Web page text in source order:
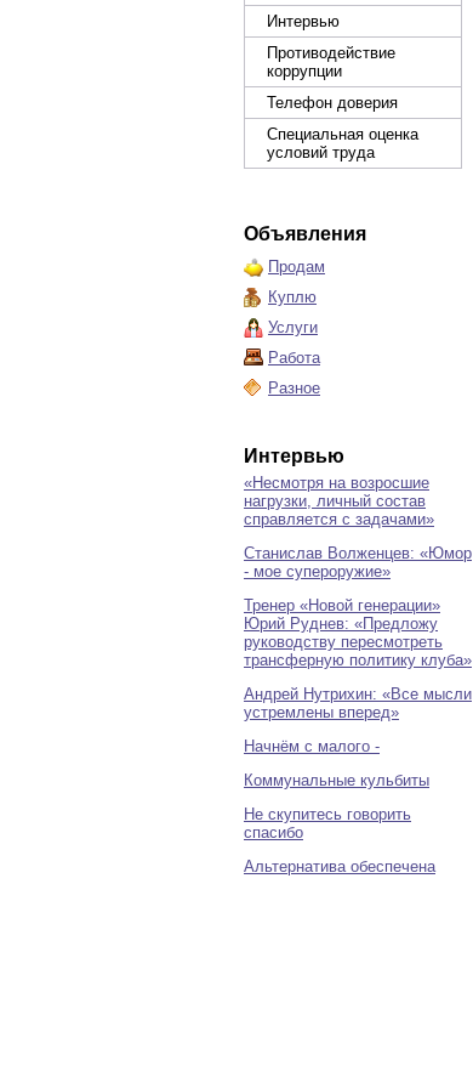
Интервью
Противодействие
коррупции
Телефон доверия
Специальная оценка
условий труда
Объявления
Продам
Куплю
Услуги
Работа
Разное
Интервью
«Несмотря на возросшие
нагрузки, личный состав
справляется с задачами»
Станислав Волженцев: «Юмор
- мое супероружие»
Тренер «Новой генерации»
Юрий Руднев: «Предложу
руководству пересмотреть
трансферную политику клуба»
Андрей Нутрихин: «Все мысли
устремлены вперед»
Начнём с малого -
Коммунальные кульбиты
Не скупитесь говорить
спасибо
Альтернатива обеспечена